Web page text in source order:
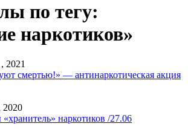
по тегу:
наркотиков»
2021
смертью!» — антинаркотическая акция
2020
наркотиков /27.06